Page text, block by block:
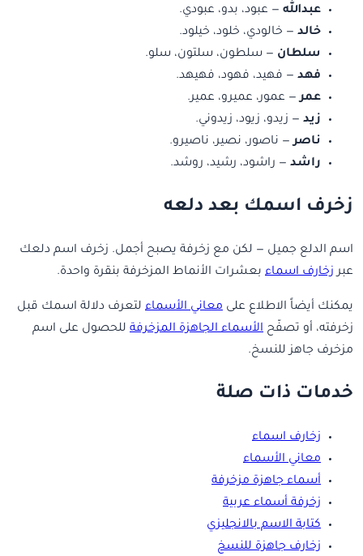
عبدالله — عبود، بدو، عبودي.
خالد — خالودي، خلود، خيلود.
سلطان — سلطون، سلتون، سلو.
فهد — فهيد، فهود، فهيهد.
عمر— عمور، عميرو، عمير.
زيد — زيدو، زيود، زيدوني.
ناصر— ناصور، نصير، ناصيرو.
راشد — راشود، رشيد، روشد.
زخرف اسمك بعد دلعه
اسم الدلع جميل — لكن مع زخرفة يصبح أجمل. زخرف اسم دلعك
عبرزخارف اسماء بعشرات الأنماط المزخرفة بنقرة واحدة.
يمكنك أيضاً الاطلاع على معاني الأسماء لتعرف دلالة اسمك قبل
زخرفته، أو تصفّح الأسماء الجاهزة المزخرفة للحصول على اسم
مزخرف جاهز للنسخ.
خدمات ذات صلة
زخارف اسماء
معاني الأسماء
أسماء جاهزة مزخرفة
زخرفة أسماء عربية
كتابة الاسم بالانجليزي
زخارف جاهزة للنسخ